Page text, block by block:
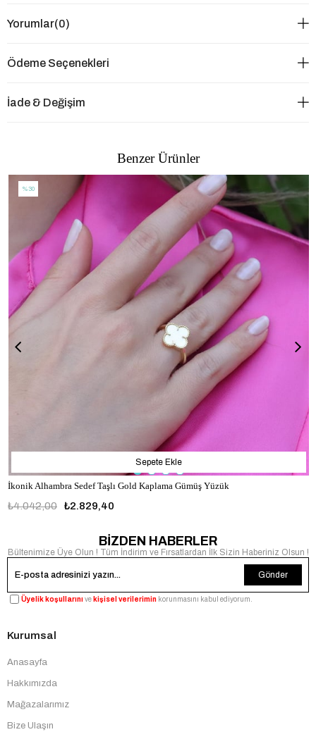
Yorumlar(0)
Ödeme Seçenekleri
İade & Değişim
Benzer Ürünler
İkonik Alhambra Sedef Taşlı Gold Kaplama Gümüş Yüzük
₺2.829,40
₺4.042,00
Sepete Ekle
%30
BİZDEN HABERLER
Bültenimize Üye Olun ! Tüm İndirim ve Fırsatlardan İlk Sizin Haberiniz Olsun !
Gönder
Üyelik koşullarınıve kişisel verilerimin korunmasını kabul ediyorum.
Kurumsal
Anasayfa
Hakkımızda
Mağazalarımız
Bize Ulaşın